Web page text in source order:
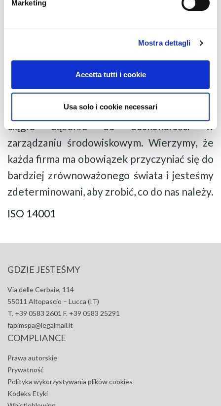
Marketing
Mostra dettagli
Accetta tutti i cookie
Usa solo i cookie necessari
• Niezwłocznie reaguj na zagrożenia
rozwiązania w celu ochrony środowiska;
współpracowników, partnerów i
interesariuszy.
Uzyskanie certyfikatu to nie tylko cel, ale
ciągłe dążenie do doskonałości w
zarządzaniu środowiskowym. Wierzymy, że
każda firma ma obowiązek przyczyniać się do
bardziej zrównoważonego świata i jesteśmy
zdeterminowani, aby zrobić, co do nas należy.
ISO 14001
GDZIE JESTEŚMY
Via delle Cerbaie, 114
55011 Altopascio – Lucca (IT)
T. +39 0583 2601 F. +39 0583 25291
fapimspa@legalmail.it
COMPLIANCE
Prawa autorskie
Prywatność
Polityka wykorzystywania plików cookies
Kodeks Etyki